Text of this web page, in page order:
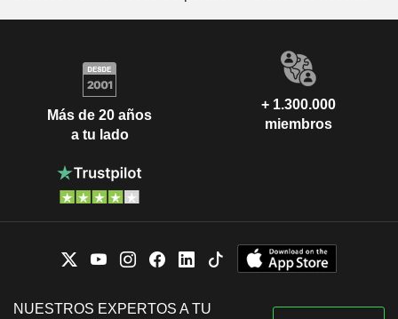
Más de 20 años
a tu lado
+ 1.300.000
miembros
NUESTROS EXPERTOS A TU